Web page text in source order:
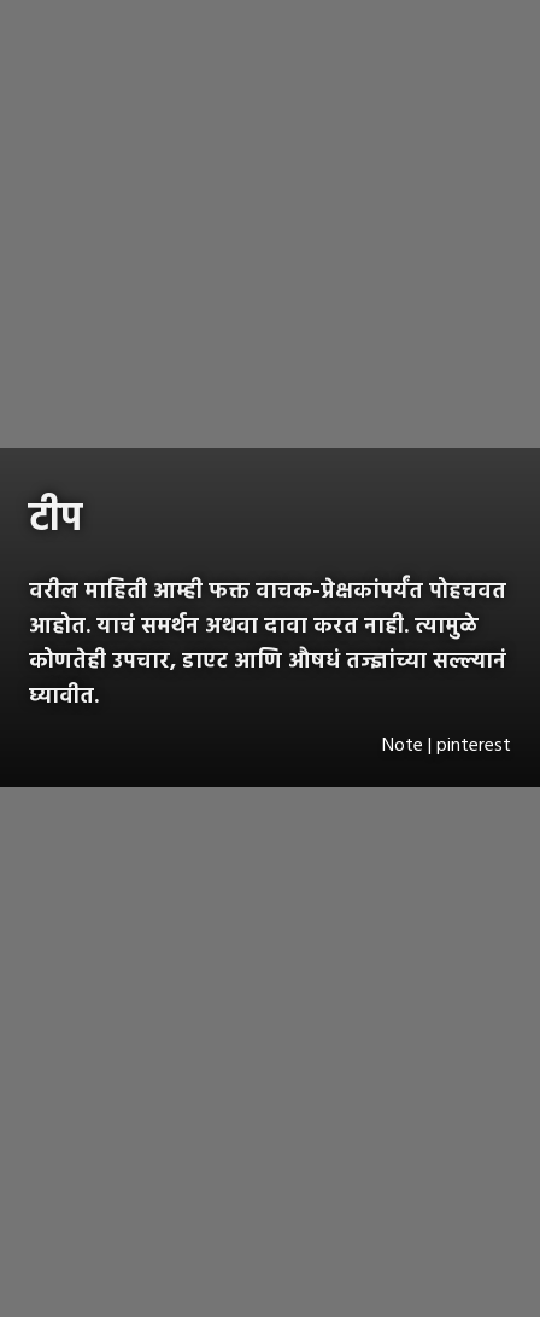
टीप
वरील माहिती आम्ही फक्त वाचक-प्रेक्षकांपर्यंत पोहचवत
आहोत. याचं समर्थन अथवा दावा करत नाही. त्यामुळे
कोणतेही उपचार, डाएट आणि औषधं तज्ज्ञांच्या सल्ल्यानं
घ्यावीत.
Note | pinterest